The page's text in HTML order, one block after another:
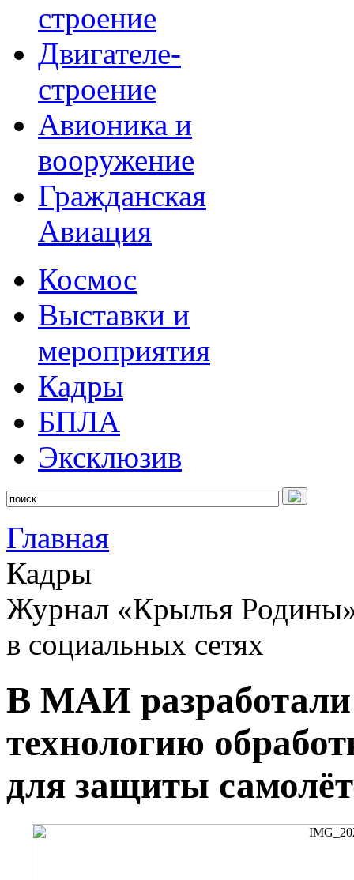
строение
Двигателе-
строение
Авионика и
вооружение
Гражданская
Авиация
Космос
Выставки и
мероприятия
Кадры
БПЛА
Эксклюзив
Главная
Кадры
Журнал «Крылья
в социальных сетях
В МАИ
технологию
для защиты